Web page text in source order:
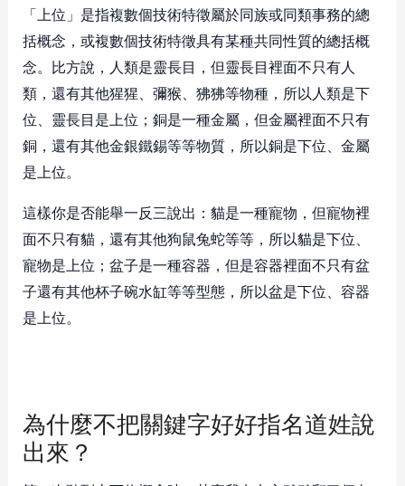
「上位」是指複數個技術特徵屬於同族或同類事務的總
括概念，或複數個技術特徵具有某種共同性質的總括概
念。比方說，人類是靈長目，但靈長目裡面不只有人
類，還有其他猩猩、彌猴、狒狒等物種，所以人類是下
位、靈長目是上位；銅是一種金屬，但金屬裡面不只有
銅，還有其他金銀鐵錫等等物質，所以銅是下位、金屬
是上位。
這樣你是否能舉一反三說出：貓是一種寵物，但寵物裡
面不只有貓，還有其他狗鼠兔蛇等等，所以貓是下位、
寵物是上位；盆子是一種容器，但是容器裡面不只有盆
子還有其他杯子碗水缸等等型態，所以盆是下位、容器
是上位。
為什麼不把關鍵字好好指名道姓說
出來？